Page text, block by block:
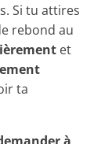
Si tu attires
rebond au
et
ta